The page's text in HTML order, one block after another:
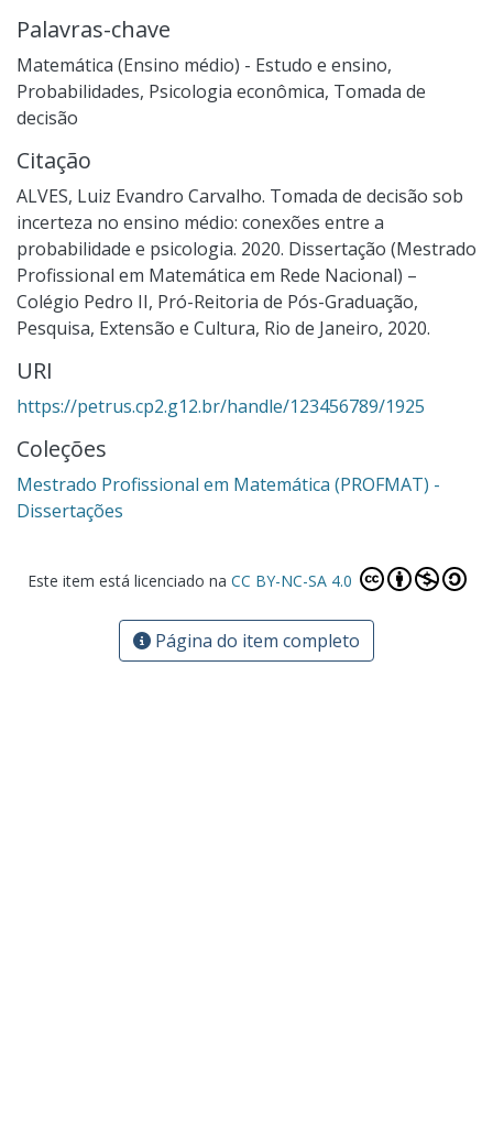
Palavras-chave
Matemática (Ensino médio) - Estudo e ensino,
Probabilidades, Psicologia econômica, Tomada de
decisão
Citação
ALVES, Luiz Evandro Carvalho. Tomada de decisão sob
incerteza no ensino médio: conexões entre a
probabilidade e psicologia. 2020. Dissertação (Mestrado
Profissional em Matemática em Rede Nacional) –
Colégio Pedro II, Pró-Reitoria de Pós-Graduação,
Pesquisa, Extensão e Cultura, Rio de Janeiro, 2020.
URI
https://petrus.cp2.g12.br/handle/123456789/1925
Coleções
Mestrado Profissional em Matemática (PROFMAT) -
Dissertações
Este item está licenciado na CC BY-NC-SA 4.0
Página do item completo